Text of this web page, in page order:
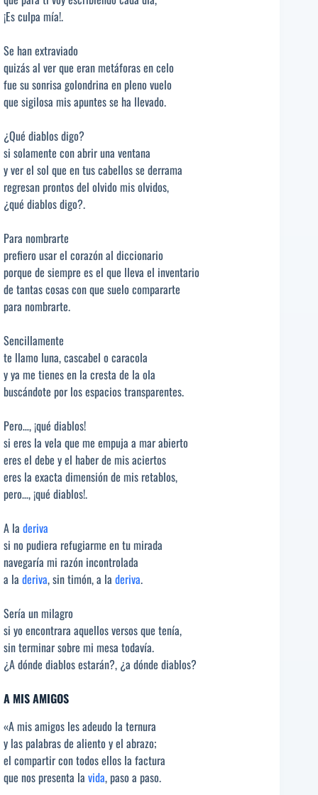
¡Es culpa mía!.
Se han extraviado
quizás al ver que eran metáforas en celo
fue su sonrisa golondrina en pleno vuelo
que sigilosa mis apuntes se ha llevado.
¿Qué diablos digo?
si solamente con abrir una ventana
y ver el sol que en tus cabellos se derrama
regresan prontos del olvido mis olvidos,
¿qué diablos digo?.
Para nombrarte
prefiero usar el corazón al diccionario
porque de siempre es el que lleva el inventario
de tantas cosas con que suelo compararte
para nombrarte.
Sencillamente
te llamo luna, cascabel o caracola
y ya me tienes en la cresta de la ola
buscándote por los espacios transparentes.
Pero…, ¡qué diablos!
si eres la vela que me empuja a mar abierto
eres el debe y el haber de mis aciertos
eres la exacta dimensión de mis retablos,
pero…, ¡qué diablos!.
A la deriva
si no pudiera refugiarme en tu mirada
navegaría mi razón incontrolada
a la deriva, sin timón, a la deriva.
Sería un milagro
si yo encontrara aquellos versos que tenía,
sin terminar sobre mi mesa todavía.
¿A dónde diablos estarán?, ¿a dónde diablos?
A MIS AMIGOS
«A mis amigos les adeudo la ternura
y las palabras de aliento y el abrazo;
el compartir con todos ellos la factura
que nos presenta la vida, paso a paso.